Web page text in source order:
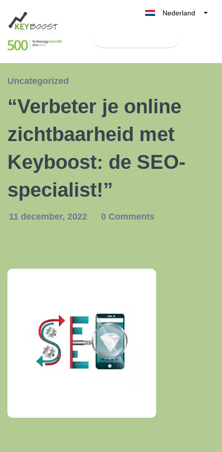
Nederland
België
España
Uncategorized
“Verbeter je online
zichtbaarheid met
Keyboost: de SEO-
specialist!”
11 december, 2022 0 Comments